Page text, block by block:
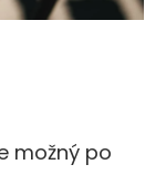
možný po